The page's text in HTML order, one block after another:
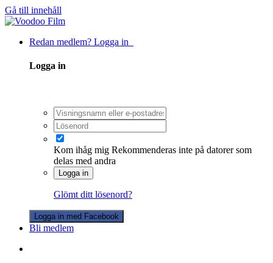
Gå till innehåll
Redan medlem? Logga in
Logga in
Kom ihåg mig Rekommenderas inte på datorer som
delas med andra
Logga in
Glömt ditt lösenord?
Logga in med Facebook
Bli medlem